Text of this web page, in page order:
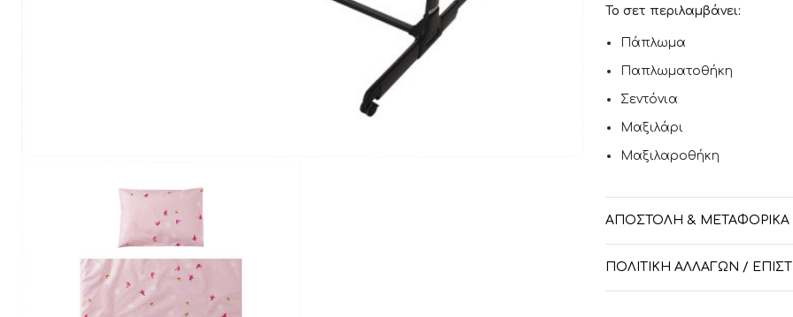
Το σετ περιλαμβάνει:
Πάπλωμα
Παπλωματοθήκη
Σεντόνια
Μαξιλάρι
Μαξιλαροθήκη
ΑΠΟΣΤΟΛΉ & ΜΕΤΑΦΟΡΙΚΆ
ΠΟΛΙΤΙΚΉ ΑΛΛΑΓΏΝ /